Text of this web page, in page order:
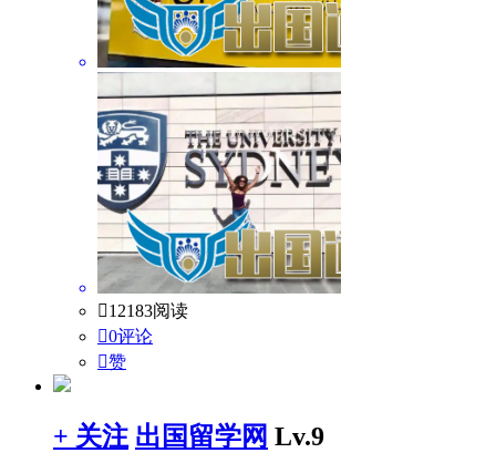
12183阅读
0评论
赞
+ 关注 出国留学网 Lv.9